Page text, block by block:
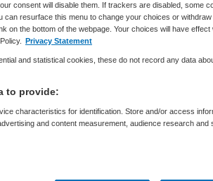
Meer filters Wis filters
consent will disable them. If trackers are disabled, some
can resurface this menu to change your choices or
on the bottom of the webpage. Your choices will have effect
Privacy Statement
and statistical cookies, these do not record any data
to provide:
characteristics for identification. Store and/or access
and content measurement, audience research and